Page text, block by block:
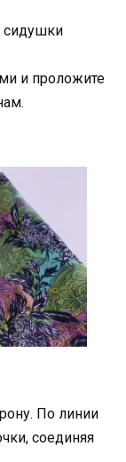
сидушки
и проложите
По линии
соединяя